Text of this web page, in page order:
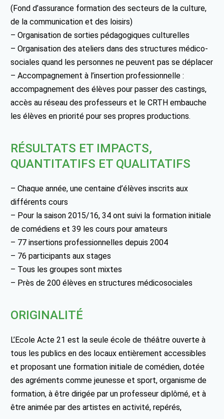
(Fond d’assurance formation des secteurs de la culture,
de la communication et des loisirs)
– Organisation de sorties pédagogiques culturelles
– Organisation des ateliers dans des structures médico-
sociales quand les personnes ne peuvent pas se déplacer
– Accompagnement à l’insertion professionnelle :
accompagnement des élèves pour passer des castings,
accès au réseau des professeurs et le CRTH embauche
les élèves en priorité pour ses propres productions.
RÉSULTATS ET IMPACTS,
QUANTITATIFS ET QUALITATIFS
– Chaque année, une centaine d’élèves inscrits aux
différents cours
– Pour la saison 2015/16, 34 ont suivi la formation initiale
de comédiens et 39 les cours pour amateurs
– 77 insertions professionnelles depuis 2004
– 76 participants aux stages
– Tous les groupes sont mixtes
– Près de 200 élèves en structures médicosociales
ORIGINALITÉ
L’Ecole Acte 21 est la seule école de théâtre ouverte à
tous les publics en des locaux entièrement accessibles
et proposant une formation initiale de comédien, dotée
des agréments comme jeunesse et sport, organisme de
formation, à être dirigée par un professeur diplômé, et à
être animée par des artistes en activité, repérés,